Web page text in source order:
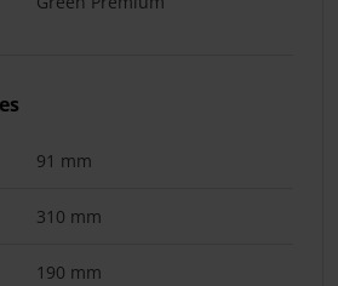
91 mm
310 mm
190 mm